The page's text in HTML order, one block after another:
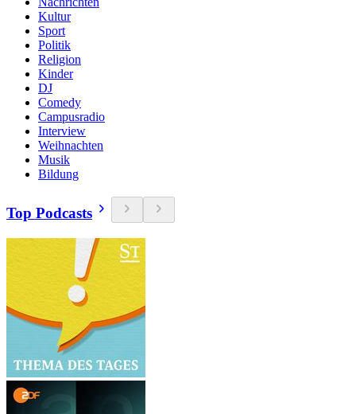
Kultur
Sport
Politik
Religion
Kinder
DJ
Comedy
Campusradio
Interview
Weihnachten
Musik
Bildung
Top Podcasts